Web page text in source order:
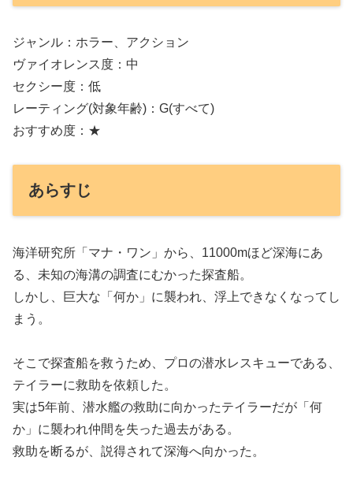
ジャンル：ホラー、アクション
ヴァイオレンス度：中
セクシー度：低
レーティング(対象年齢)：G(すべて)
おすすめ度：★
あらすじ
海洋研究所「マナ・ワン」から、11000mほど深海にあ
る、未知の海溝の調査にむかった探査船。
しかし、巨大な「何か」に襲われ、浮上できなくなってし
まう。
そこで探査船を救うため、プロの潜水レスキューである、
テイラーに救助を依頼した。
実は5年前、潜水艦の救助に向かったテイラーだが「何
か」に襲われ仲間を失った過去がある。
救助を断るが、説得されて深海へ向かった。